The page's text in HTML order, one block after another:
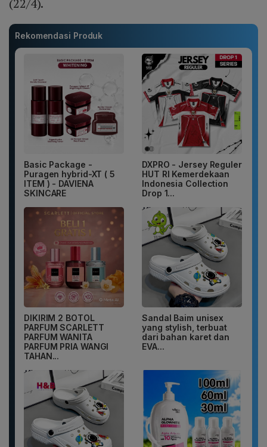
(22/4).
Rekomendasi Produk
Basic Package -
Puragen hybrid-XT ( 5
ITEM ) - DAVIENA
SKINCARE
DXPRO - Jersey Reguler
HUT RI Kemerdekaan
Indonesia Collection
Drop 1...
DIKIRIM 2 BOTOL
PARFUM SCARLETT
PARFUM WANITA
PARFUM PRIA WANGI
TAHAN...
Sandal Baim unisex
yang stylish, terbuat
dari bahan karet dan
EVA...